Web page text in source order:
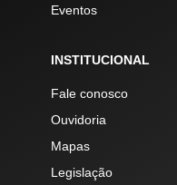
Eventos
INSTITUCIONAL
Fale conosco
Ouvidoria
Mapas
Legislação